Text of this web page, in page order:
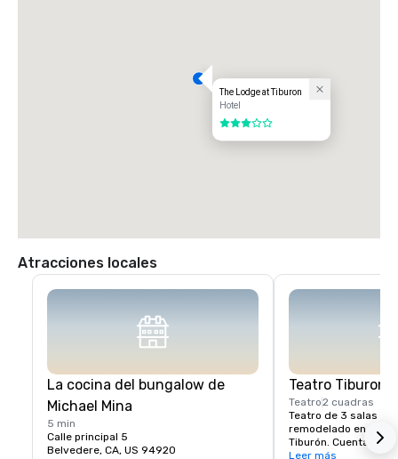
The Lodge at Tiburon
Hotel
3 de 5
Atracciones locales
La cocina del bungalow de
Michael Mina
5 min
Calle principal 5
Belvedere, CA, US 94920
Teatro Tiburon
Teatro2 cuadras
Teatro de 3 salas
remodelado en el
Tiburón. Cuenta con
sonido y proyección
Leer más